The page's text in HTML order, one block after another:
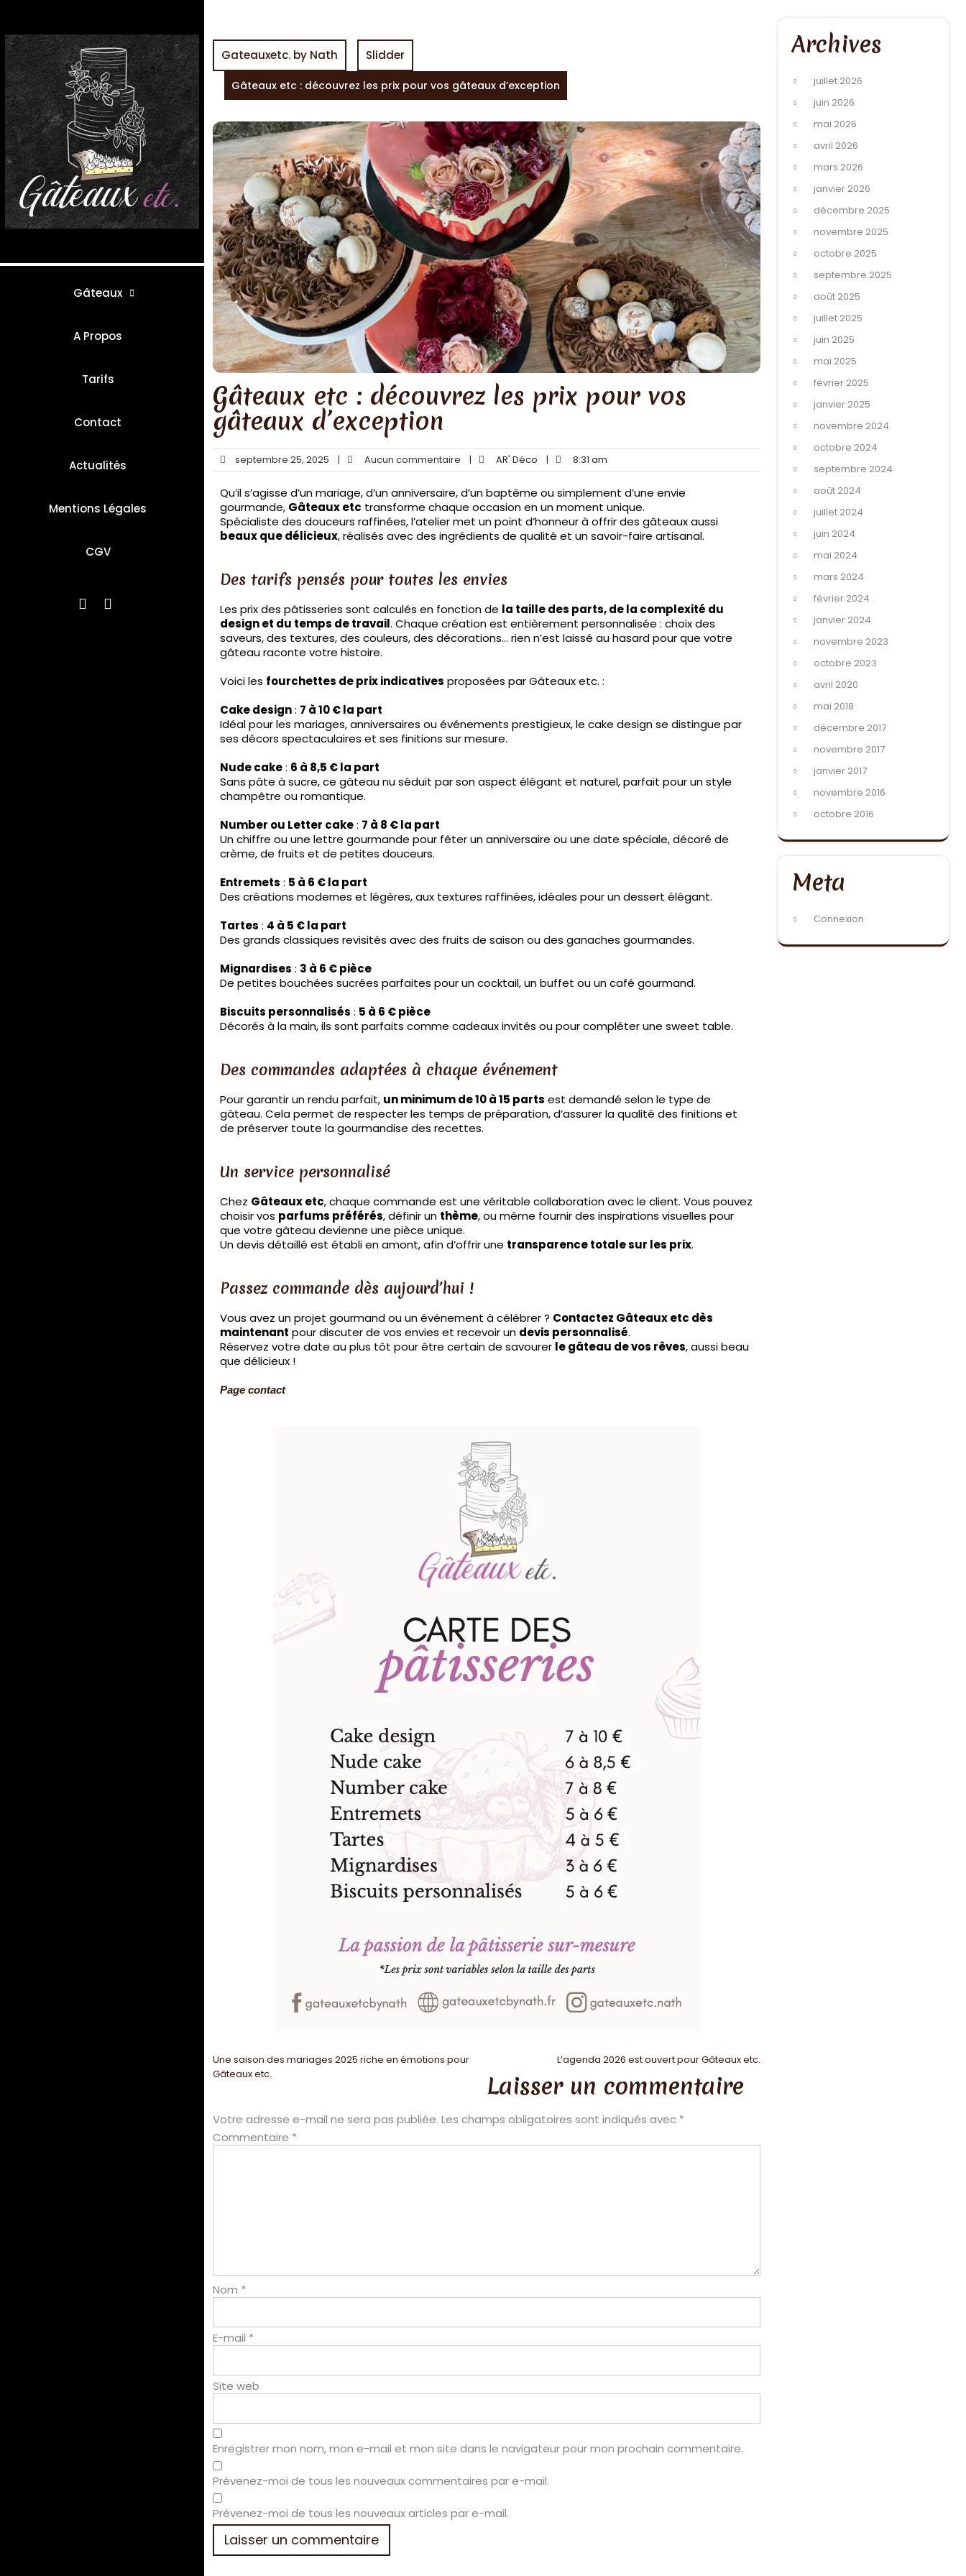
Gâteaux
A Propos
Tarifs
Contact
Actualités
Mentions Légales
CGV
Gateauxetc. by Nath Slidder
Gâteaux etc : découvrez les prix pour vos gâteaux d’exception
Gâteaux etc : découvrez les prix pour vos
gâteaux d’exception
septembre 25, 2025 | Aucun commentaire | AR' Déco | 8:31 am
Qu’il s’agisse d’un mariage, d’un anniversaire, d’un baptême ou simplement d’une envie
gourmande, Gâteaux etc transforme chaque occasion en un moment unique.
Spécialiste des douceurs raffinées, l’atelier met un point d’honneur à offrir des gâteaux aussi
beaux que délicieux, réalisés avec des ingrédients de qualité et un savoir-faire artisanal.
Des tarifs pensés pour toutes les envies
Les prix des pâtisseries sont calculés en fonction de la taille des parts, de la complexité du
design et du temps de travail. Chaque création est entièrement personnalisée : choix des
saveurs, des textures, des couleurs, des décorations… rien n’est laissé au hasard pour que votre
gâteau raconte votre histoire.
Voici les fourchettes de prix indicatives proposées par Gâteaux etc. :
Cake design: 7 à 10 € la part
Idéal pour les mariages, anniversaires ou événements prestigieux, le cake design se distingue par
ses décors spectaculaires et ses finitions sur mesure.
Nude cake: 6 à 8,5 € la part
Sans pâte à sucre, ce gâteau nu séduit par son aspect élégant et naturel, parfait pour un style
champêtre ou romantique.
Number ou Letter cake: 7 à 8 € la part
Un chiffre ou une lettre gourmande pour fêter un anniversaire ou une date spéciale, décoré de
crème, de fruits et de petites douceurs.
Entremets : 5 à 6 € la part
Des créations modernes et légères, aux textures raffinées, idéales pour un dessert élégant.
Tartes : 4 à 5 € la part
Des grands classiques revisités avec des fruits de saison ou des ganaches gourmandes.
Mignardises : 3 à 6 € pièce
De petites bouchées sucrées parfaites pour un cocktail, un buffet ou un café gourmand.
Biscuits personnalisés : 5 à 6 € pièce
Décorés à la main, ils sont parfaits comme cadeaux invités ou pour compléter une sweet table.
Des commandes adaptées à chaque événement
Pour garantir un rendu parfait, un minimum de 10 à 15 parts est demandé selon le type de
gâteau. Cela permet de respecter les temps de préparation, d’assurer la qualité des finitions et
de préserver toute la gourmandise des recettes.
Un service personnalisé
Chez Gâteaux etc, chaque commande est une véritable collaboration avec le client. Vous pouvez
choisir vos parfums préférés, définir un thème, ou même fournir des inspirations visuelles pour
que votre gâteau devienne une pièce unique.
Un devis détaillé est établi en amont, afin d’offrir une transparence totale sur les prix.
Passez commande dès aujourd’hui !
Vous avez un projet gourmand ou un événement à célébrer ? Contactez Gâteaux etc dès
maintenant pour discuter de vos envies et recevoir un devis personnalisé.
Réservez votre date au plus tôt pour être certain de savourer le gâteau de vos rêves, aussi beau
que délicieux !
Page contact
Une saison des mariages 2025 riche en émotions pour
Gâteaux etc.
L’agenda 2026 est ouvert pour Gâteaux etc.
Laisser un commentaire
Votre adresse e-mail ne sera pas publiée. Les champs obligatoires sont indiqués avec *
Commentaire *
Nom *
E-mail *
Site web
Enregistrer mon nom, mon e-mail et mon site dans le navigateur pour mon prochain commentaire.
Prévenez-moi de tous les nouveaux commentaires par e-mail.
Prévenez-moi de tous les nouveaux articles par e-mail.
Archives
juillet 2026
juin 2026
mai 2026
avril 2026
mars 2026
janvier 2026
décembre 2025
novembre 2025
octobre 2025
septembre 2025
août 2025
juillet 2025
juin 2025
mai 2025
février 2025
janvier 2025
novembre 2024
octobre 2024
septembre 2024
août 2024
juillet 2024
juin 2024
mai 2024
mars 2024
février 2024
janvier 2024
novembre 2023
octobre 2023
avril 2020
mai 2018
décembre 2017
novembre 2017
janvier 2017
novembre 2016
octobre 2016
Meta
Connexion